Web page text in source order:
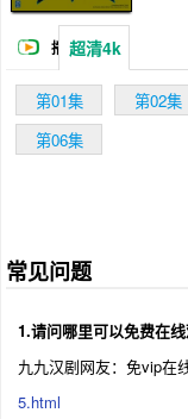
播 超清4k
第01集 第02集
第06集
常见问题
1.请问哪里可以免费在
九九汉剧网友：免vip在
5.html